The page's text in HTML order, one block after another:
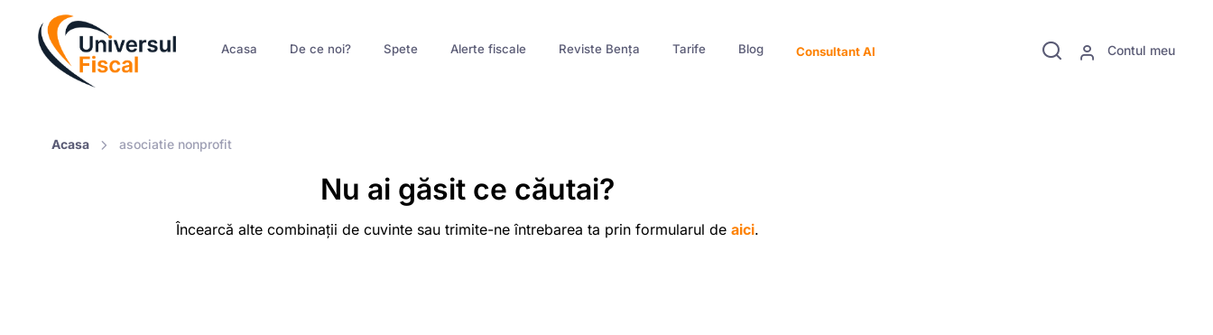
Contul meu
Acasa De ce noi? Spete Alerte fiscale Reviste Bența Tarife Blog Consultant AI
Acasa asociatie nonprofit
Nu ai găsit ce căutai?
Încearcă alte combinații de cuvinte sau trimite-ne întrebarea ta prin formularul de aici.